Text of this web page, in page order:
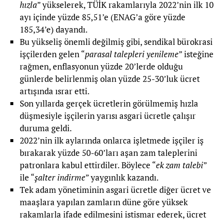
hızla” yükselerek, TÜİK rakamlarıyla 2022’nin ilk 10
ayı içinde yüzde 85,51’e (ENAG’a göre yüzde
185,34’e) dayandı.
Bu yükseliş önemli değilmiş gibi, sendikal bürokrasi
işçilerden gelen “parasal talepleri yenileme” isteğine
rağmen, enflasyonun yüzde 20’lerde olduğu
günlerde belirlenmiş olan yüzde 25-30’luk ücret
artışında ısrar etti.
Son yıllarda gerçek ücretlerin görülmemiş hızla
düşmesiyle işçilerin yarısı asgari ücretle çalışır
duruma geldi.
2022’nin ilk aylarında onlarca işletmede işçiler iş
bırakarak yüzde 50-60’ları aşan zam taleplerini
patronlara kabul ettirdiler. Böylece “ek zam talebi”
ile “şalter indirme” yaygınlık kazandı.
Tek adam yönetiminin asgari ücretle diğer ücret ve
maaşlara yapılan zamların düne göre yüksek
rakamlarla ifade edilmesini istismar ederek, ücret